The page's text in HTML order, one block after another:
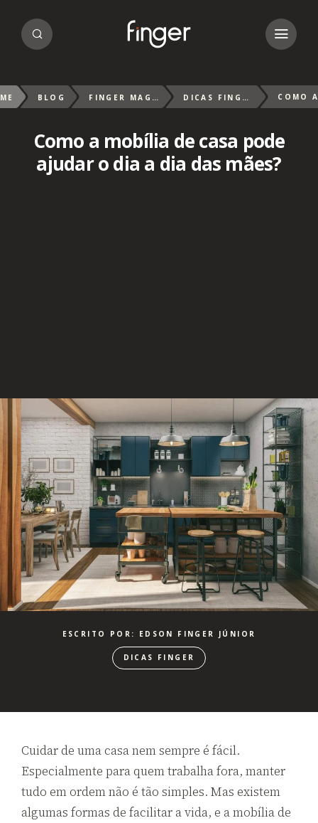
BLOG FINGER MAGAZIN DICAS FINGER
Como a mobília de casa pode
ajudar o dia a dia das mães?
ESCRITO POR: EDSON FINGER JÚNIOR
DICAS FINGER
Cuidar de uma casa nem sempre é fácil.
Especialmente para quem trabalha fora, manter
tudo em ordem não é tão simples. Mas existem
algumas formas de facilitar a vida, e a mobília de